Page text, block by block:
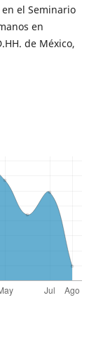
el Seminario
en
de México,